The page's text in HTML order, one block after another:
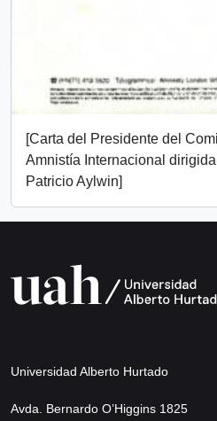
[Carta del Presidente del
Amnistía Internacional
Patricio Aylwin]
Universidad Alberto Hurtado
Avda. Bernardo O’Higgins 1825